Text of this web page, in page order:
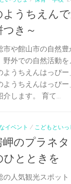
ようちえん
つき～
市や館山市の自然
野外での自然活動
ようちえんはっぴ
ようちえんはっぴ
介します。 育て...
イベント / こどもといっ
岬のプラネ
ひとときを
の人気観光スポッ